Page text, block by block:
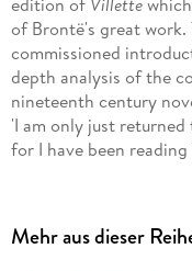
of Brontë's great work.
commissioned
depth analysis of the
nineteenth century
'I am only just
for I have been
Mehr aus dieser